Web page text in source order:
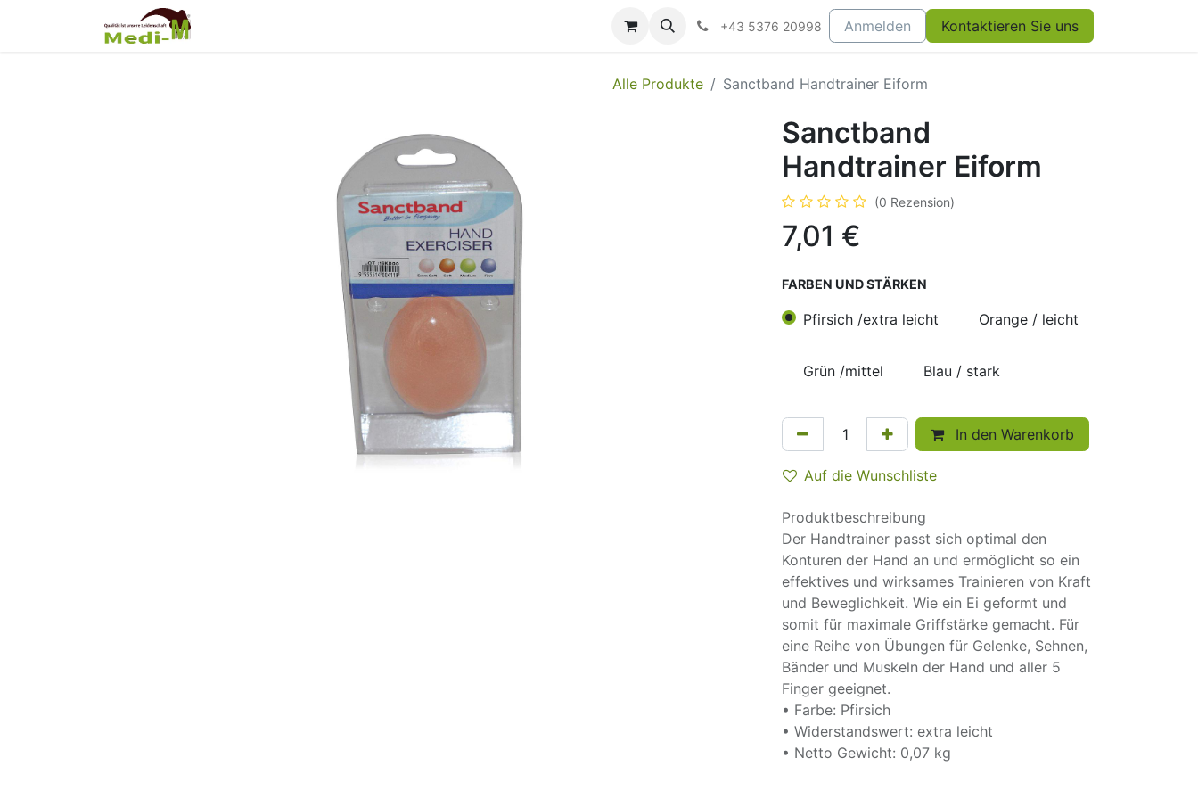
Messen/Veranstaltungen Downloads Hilfe
+43 5376 20998 Anmelden Kontaktieren Sie uns
Alle Produkte Sanctband Handtrainer Eiform
Sanctband
Handtrainer Eiform
(0 Rezension)
7,01 €
FARBEN UND STÄRKEN
Pfirsich /extra leicht Orange / leicht
Grün /mittel Blau / stark
In den Warenkorb
Auf die Wunschliste
Produktbeschreibung
Der Handtrainer passt sich optimal den
Konturen der Hand an und ermöglicht so ein
effektives und wirksames Trainieren von Kraft
und Beweglichkeit. Wie ein Ei geformt und
somit für maximale Griffstärke gemacht. Für
eine Reihe von Übungen für Gelenke, Sehnen,
Bänder und Muskeln der Hand und aller 5
Finger geeignet.
• Farbe: Pfirsich
• Widerstandswert: extra leicht
• Netto Gewicht: 0,07 kg